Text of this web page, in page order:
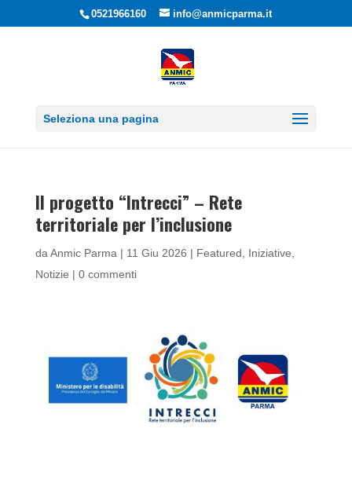
0521966160 info@anmicparma.it
Seleziona una pagina
Il progetto “Intrecci” – Rete
territoriale per l’inclusione
da Anmic Parma | 11 Giu 2026 | Featured Iniziative
Notizie | 0 commenti